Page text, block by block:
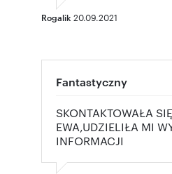
Rogalik 20.09.2021
Fantastyczny
SKONTAKTOWAŁA
EWA,UDZIELIŁA MI
INFORMACJI